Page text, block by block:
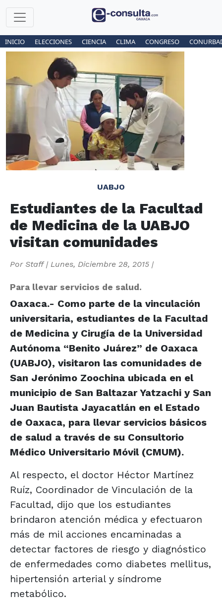
INICIO ELECCIONES CIENCIA CLIMA CONGRESO
UABJO
Estudiantes de la Facultad
de Medicina de la UABJO
visitan comunidades
Por Staff| Lunes, Diciembre 28, 2015 |
Para llevar servicios de salud.
Oaxaca.- Como parte de la vinculación
universitaria, estudiantes de la Facultad
de Medicina y Cirugía de la Universidad
Autónoma “Benito Juárez” de Oaxaca
(UABJO), visitaron las comunidades de
San Jerónimo Zoochina ubicada en el
municipio de San Baltazar Yatzachi y San
Juan Bautista Jayacatlán en el Estado
de Oaxaca, para llevar servicios básicos
de salud a través de su Consultorio
Médico Universitario Móvil (CMUM).
Al respecto, el doctor Héctor Martínez
Ruíz, Coordinador de Vinculación de la
Facultad, dijo que los estudiantes
brindaron atención médica y efectuaron
más de mil acciones encaminadas a
detectar factores de riesgo y diagnóstico
de enfermedades como diabetes mellitus,
hipertensión arterial y síndrome
metabólico.